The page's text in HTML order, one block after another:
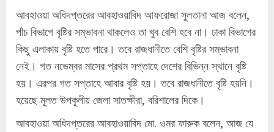
আবহাওয়া অধিদপ্তরের আবহাওয়াবিদ আফরোজা সুলতানা আজ বলেন,
পাঁচ বিভাগে বৃষ্টির সম্ভাবনা থাকলেও তা খুব বেশি হবে না। ঢাকা বিভাগের
কিছু এলাকায় বৃষ্টি হতে পারে। তবে রাজধানীতে বেশি বৃষ্টির সম্ভাবনা
নেই। গত নভেম্বর মাসের প্রথম সপ্তাহে দেশের বিভিন্ন স্থানে বৃষ্টি
হয়। এরপর গত সপ্তাহে আবার বৃষ্টি হয়। তবে রাজধানীতে বৃষ্টি হয়নি।
হয়েছে মূলত উপকূলীয় জেলা সাতক্ষীরা, বরিশালের দিকে।
আবহাওয়া অধিদপ্তরের আবহাওয়াবিদ মো. ওমর ফারুক বলেন, আজ যে